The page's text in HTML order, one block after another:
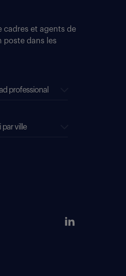
cadres et agents de
poste dans les
professional
par ville